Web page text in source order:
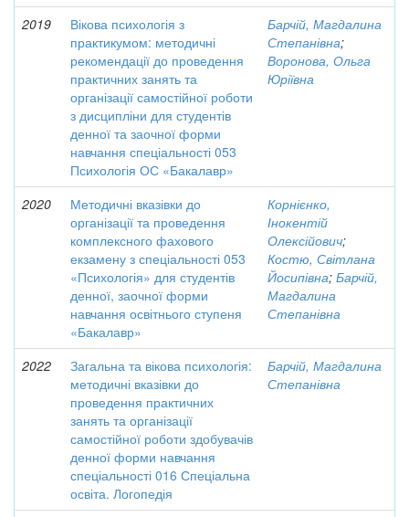
2019
Вікова психологія з
практикумом: методичні
рекомендації до проведення
практичних занять та
організації самостійної роботи
з дисципліни для студентів
денної та заочної форми
навчання спеціальності 053
Психологія ОС «Бакалавр»
Барчій, Магдалина
Степанівна;
Воронова, Ольга
Юріївна
2020
Методичні вказівки до
організації та проведення
комплексного фахового
екзамену з спеціальності 053
«Психологія» для студентів
денної, заочної форми
навчання освітнього ступеня
«Бакалавр»
Корнієнко,
Інокентій
Олексійович;
Костю, Світлана
Йосипівна; Барчій,
Магдалина
Степанівна
2022
Загальна та вікова психологія:
методичні вказівки до
проведення практичних
занять та організації
самостійної роботи здобувачів
денної форми навчання
спеціальності 016 Спеціальна
освіта. Логопедія
Барчій, Магдалина
Степанівна